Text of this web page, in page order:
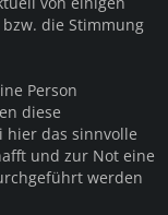
die Stimmung
Person
diese
hier das sinnvolle
und zur Not eine
werden